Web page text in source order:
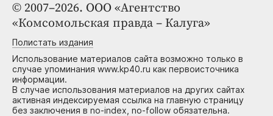
© 2007–2026. ООО «Агентство
«Комсомольская правда – Калуга»
Полистать издания
Использование материалов сайта возможно только в
случае упоминания www.kp40.ru как первоисточника
информации.
В случае использования материалов на других сайтах
активная индексируемая ссылка на главную страницу
без заключения в no-index, no-follow обязательна.